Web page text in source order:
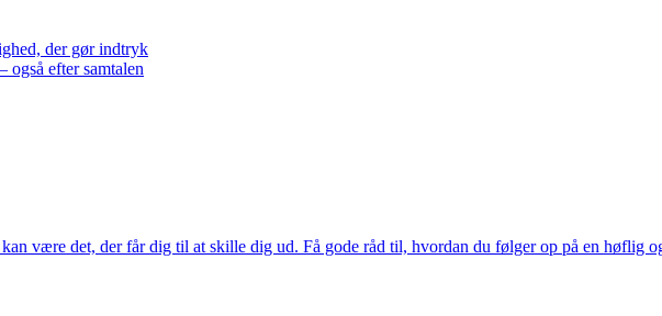
der gør indtryk
også efter samtalen
være det, der får dig til at skille dig ud. Få gode råd til, hvordan du følger op på en høflig